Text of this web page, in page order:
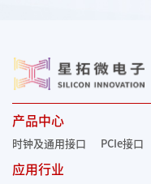
产品中心
时钟及通用接口 PCIe接口
应用行业